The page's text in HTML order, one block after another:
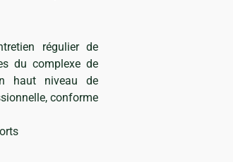
régulier de
du complexe de
haut niveau de
conforme